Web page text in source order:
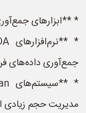
* **ابزارهای
جمع‌آوری داده‌های
مدیریت حجم زیادی